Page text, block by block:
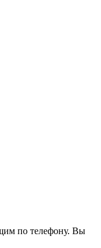
по телефону. Вы